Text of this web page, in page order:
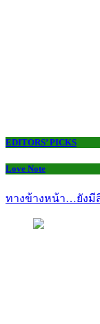
EDITORS’ PICKS
Love Note
ทางข้างหน้า…ยังมี